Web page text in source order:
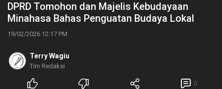
DPRD Tomohon dan Majelis Kebudayaan
Minahasa Bahas Penguatan Budaya Lokal
19/02/2026 12:17 PM
Terry Wagiu
Tim Redaksi
0